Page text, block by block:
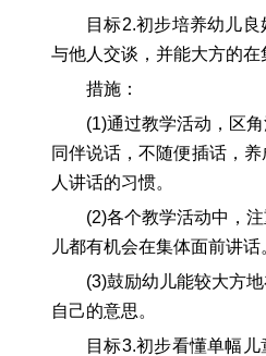
目标2.初步培养幼儿良
与他人交谈，并能大方的在
措施：
(1)通过教学活动，区角
同伴说话，不随便插话，
人讲话的习惯。
(2)各个教学活动中，注
儿都有机会在集体面前讲话
(3)鼓励幼儿能较大方地
自己的意思。
目标3.初步看懂单幅儿